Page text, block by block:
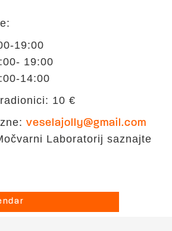
19:00
19:00
14:00
10 €
veselajolly@gmail.com
Laboratorij saznajte